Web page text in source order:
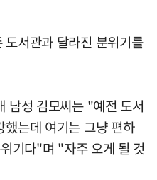
서관과 달라진 분위기를
남성 김모씨는 "예전 도서
는데 여기는 그냥 편하
기다"며 "자주 오게 될 것